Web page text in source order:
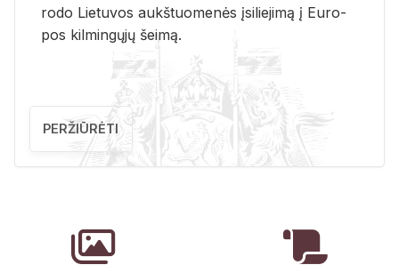
ro­do Lie­tu­vos aukš­tuo­me­nės įsi­lie­ji­mą į Eu­ro­
pos kil­min­gų­jų šei­mą.
PERŽIŪRĖTI